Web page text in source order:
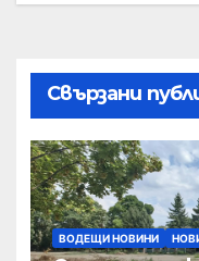
Свързани
ВОДЕЩИ НОВИНИ